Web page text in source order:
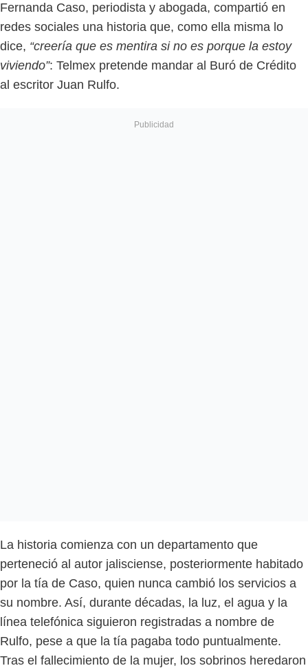
Fernanda Caso, periodista y abogada, compartió en
redes sociales una historia que, como ella misma lo
dice, “creería que es mentira si no es porque la estoy
viviendo”: Telmex pretende mandar al Buró de Crédito
al escritor Juan Rulfo.
La historia comienza con un departamento que
perteneció al autor jalisciense, posteriormente habitado
por la tía de Caso, quien nunca cambió los servicios a
su nombre. Así, durante décadas, la luz, el agua y la
línea telefónica siguieron registradas a nombre de
Rulfo, pese a que la tía pagaba todo puntualmente.
Tras el fallecimiento de la mujer, los sobrinos heredaron